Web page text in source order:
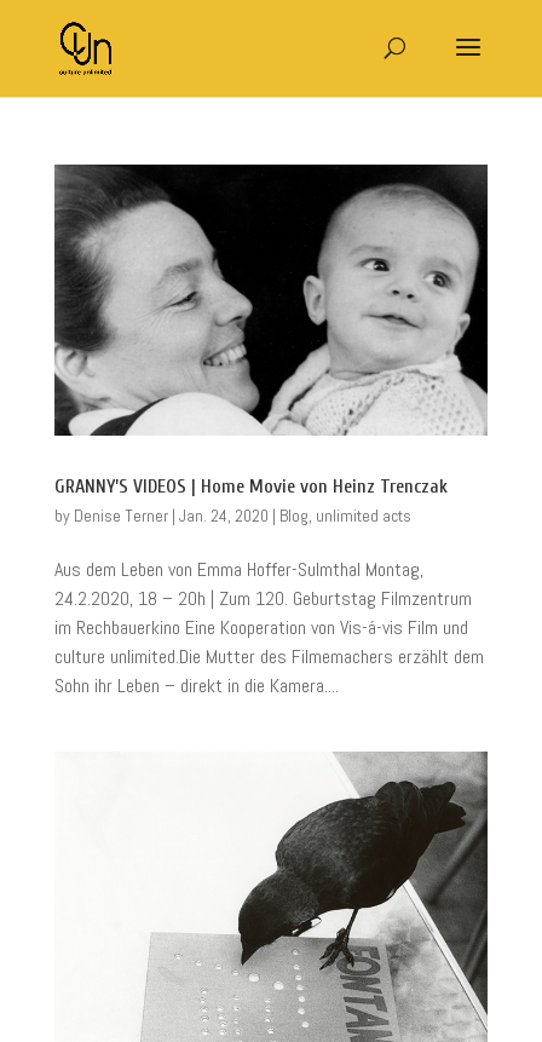
GRANNY’S VIDEOS | Home Movie von Heinz Trenczak
by Denise Terner| Jan. 24, 2020 | Blog, unlimited acts
Aus dem Leben von Emma Hoffer-Sulmthal Montag,
24.2.2020, 18 – 20h | Zum 120. Geburtstag Filmzentrum
im Rechbauerkino Eine Kooperation von Vis-á-vis Film und
culture unlimited.Die Mutter des Filmemachers erzählt dem
Sohn ihr Leben – direkt in die Kamera....